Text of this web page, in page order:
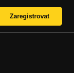
Zaregistrovat